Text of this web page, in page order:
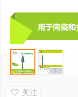
关注